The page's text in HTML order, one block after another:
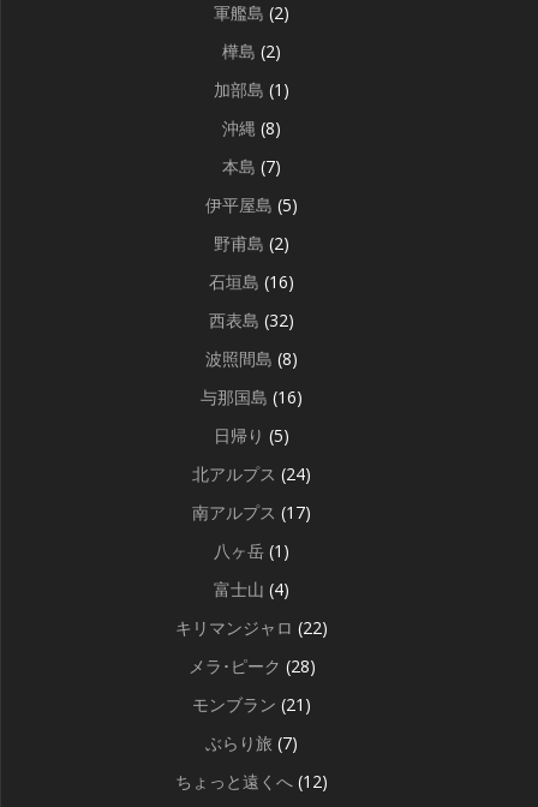
軍艦島 (2)
樺島 (2)
加部島 (1)
沖縄 (8)
本島 (7)
伊平屋島 (5)
野甫島 (2)
石垣島 (16)
西表島 (32)
波照間島 (8)
与那国島 (16)
日帰り (5)
北アルプス (24)
南アルプス (17)
八ヶ岳 (1)
富士山 (4)
キリマンジャロ (22)
メラ･ピーク (28)
モンブラン (21)
ぶらり旅 (7)
ちょっと遠くへ (12)